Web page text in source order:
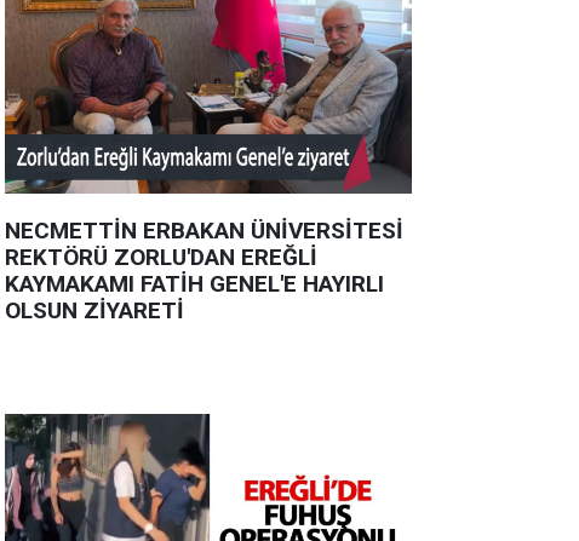
NECMETTİN ERBAKAN ÜNİVERSİTESİ
REKTÖRÜ ZORLU'DAN EREĞLİ
KAYMAKAMI FATİH GENEL'E HAYIRLI
OLSUN ZİYARETİ